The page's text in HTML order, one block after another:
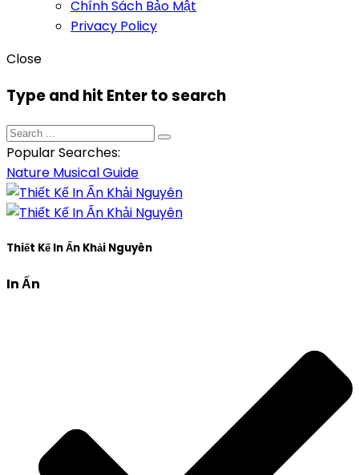
Chính Sách Bảo Mật
Privacy Policy
Close
Type and hit Enter to search
Popular Searches:
Nature MusicalGuide
Thiết Kế In Ấn Khải Nguyên
In Ấn